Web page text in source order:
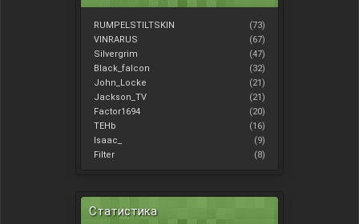
RUMPELSTILTSKIN
(73)
VINRARUS
(67)
Silvergrim
(47)
Black_falcon
(32)
John_Locke
(21)
Jackson_TV
(21)
Factor1694
(20)
TEHb
(16)
Isaac_
(9)
Filter
(8)
Статистика